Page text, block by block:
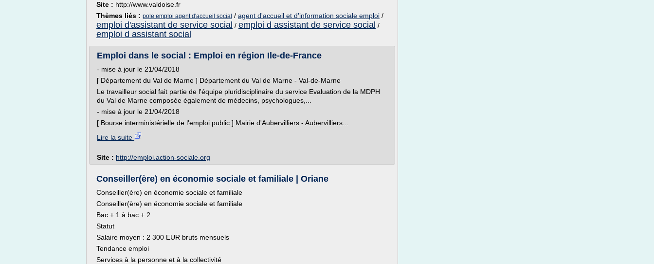
Site : http://www.valdoise.fr
Thèmes liés : pole emploi agent d'accueil social / agent d'accueil et d'information sociale emploi /
emploi d'assistant de service social / emploi d assistant de service social /
emploi d assistant social
Emploi dans le social : Emploi en région Ile-de-France
- mise à jour le 21/04/2018
[ Département du Val de Marne ] Département du Val de Marne - Val-de-Marne
Le travailleur social fait partie de l'équipe pluridisciplinaire du service Evaluation de la MDPH
du Val de Marne composée également de médecins, psychologues,...
- mise à jour le 21/04/2018
[ Bourse interministérielle de l'emploi public ] Mairie d'Aubervilliers - Aubervilliers...
Lire la suite
Site : http://emploi.action-sociale.org
Conseiller(ère) en économie sociale et familiale | Oriane
Conseiller(ère) en économie sociale et familiale
Conseiller(ère) en économie sociale et familiale
Bac + 1 à bac + 2
Statut
Salaire moyen : 2 300 EUR bruts mensuels
Tendance emploi
Services à la personne et à la collectivité